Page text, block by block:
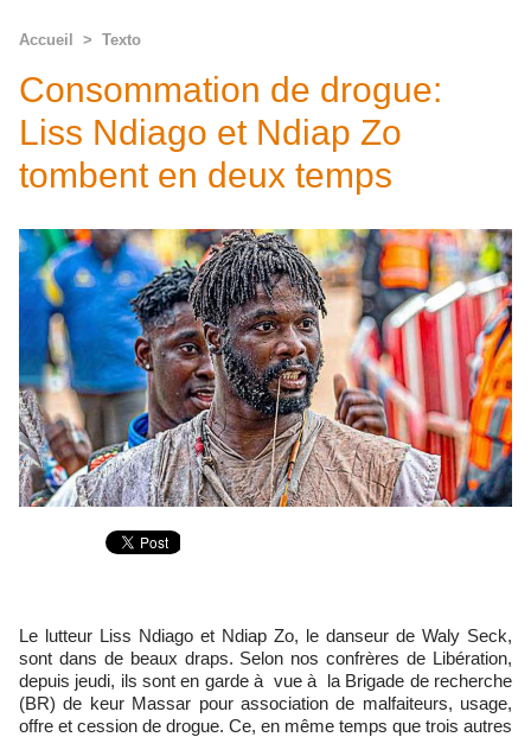
Accueil > Texto
Consommation de drogue:
Liss Ndiago et Ndiap Zo
tombent en deux temps
Le lutteur Liss Ndiago et Ndiap Zo, le danseur de Waly Seck,
sont dans de beaux draps. Selon nos confrères de Libération,
depuis jeudi, ils sont en garde à vue à la Brigade de recherche
(BR) de keur Massar pour association de malfaiteurs, usage,
offre et cession de drogue. Ce, en même temps que trois autres